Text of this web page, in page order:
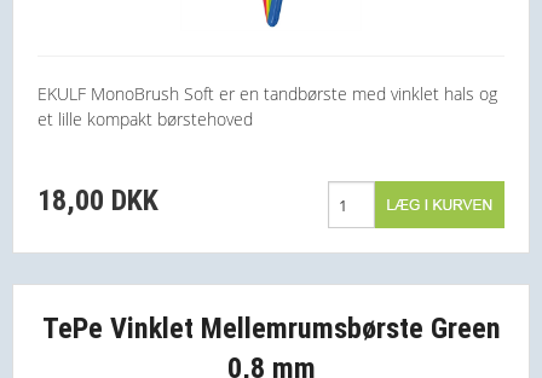
EKULF MonoBrush Soft er en tandbørste med vinklet hals og
et lille kompakt børstehoved
18,00 DKK
TePe Vinklet Mellemrumsbørste Green
0,8 mm